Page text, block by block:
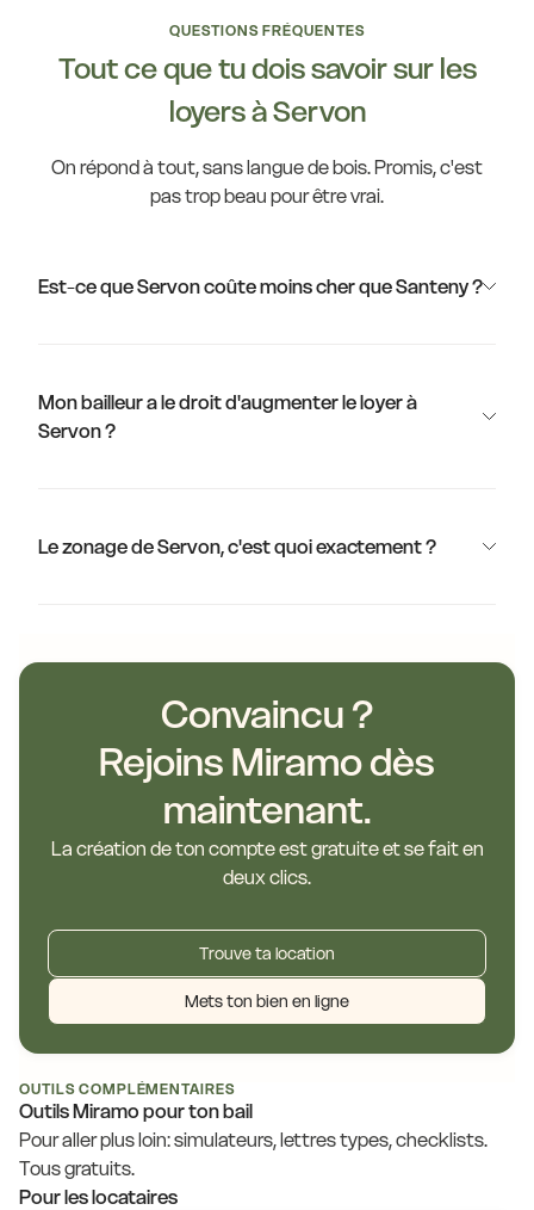
QUESTIONS FRÉQUENTES
Tout ce que tu dois savoir sur les
loyers à Servon
On répond à tout, sans langue de bois. Promis, c'est
pas trop beau pour être vrai.
Est-ce que Servon coûte moins cher que Santeny ?
Mon bailleur a le droit d'augmenter le loyer à
Servon ?
Le zonage de Servon, c'est quoi exactement ?
Convaincu ?
Rejoins Miramo dès
maintenant.
La création de ton compte est gratuite et se fait en
deux clics.
Trouve ta location
Mets ton bien en ligne
OUTILS COMPLÉMENTAIRES
Outils Miramo pour ton bail
Pour aller plus loin: simulateurs, lettres types, checklists.
Tous gratuits.
Pour les locataires